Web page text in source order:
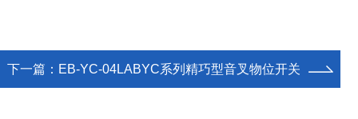
下一篇： EB-YC-04LABYC系列精巧型音叉物位开关